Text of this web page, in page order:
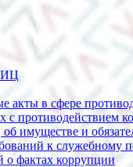
акты в сфере
противодействием
имуществе и
к служебному
о фактах коррупции